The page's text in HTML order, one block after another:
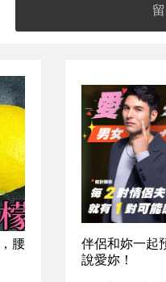
腰
伴侶和妳一起
說愛妳！